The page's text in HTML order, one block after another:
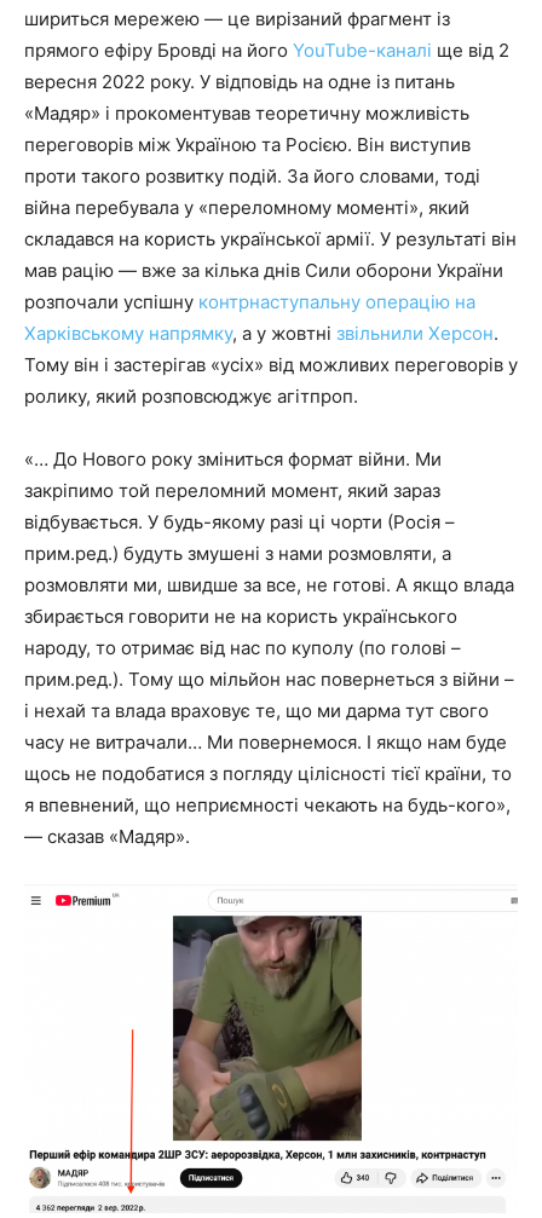
шириться мережею — це вирізаний фрагмент із
прямого ефіру Бровді на його YouTube-каналі ще від 2
вересня 2022 року. У відповідь на одне із питань
«Мадяр» і прокоментував теоретичну можливість
переговорів між Україною та Росією. Він виступив
проти такого розвитку подій. За його словами, тоді
війна перебувала у «переломному моменті», який
складався на користь української армії. У результаті він
мав рацію — вже за кілька днів Сили оборони України
розпочали успішну контрнаступальну операцію на
Харківському напрямку, а у жовтні звільнили Херсон.
Тому він і застерігав «усіх» від можливих переговорів у
ролику, який розповсюджує агітпроп.
«… До Нового року зміниться формат війни. Ми
закріпимо той переломний момент, який зараз
відбувається. У будь-якому разі ці чорти (Росія –
прим.ред.) будуть змушені з нами розмовляти, а
розмовляти ми, швидше за все, не готові. А якщо влада
збирається говорити не на користь українського
народу, то отримає від нас по куполу (по голові –
прим.ред.). Тому що мільйон нас повернеться з війни –
і нехай та влада враховує те, що ми дарма тут свого
часу не витрачали… Ми повернемося. І якщо нам буде
щось не подобатися з погляду цілісності тієї країни, то
я впевнений, що неприємності чекають на будь-кого»,
— сказав «Мадяр».